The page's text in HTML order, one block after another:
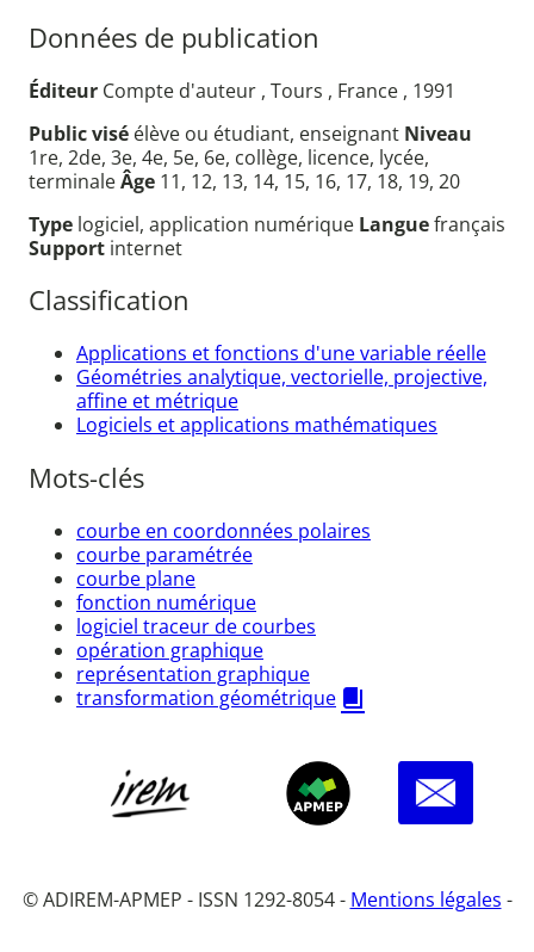
Données de publication
Éditeur Compte d'auteur , Tours , France , 1991
Public visé élève ou étudiant, enseignant Niveau
1re, 2de, 3e, 4e, 5e, 6e, collège, licence, lycée,
terminaleÂge 11, 12, 13, 14, 15, 16, 17, 18, 19, 20
Type logiciel, application numérique Languefrançais
Support internet
Classification
Applications et fonctions d'une variable réelle
Géométries analytique, vectorielle, projective,
affine et métrique
Logiciels et applications mathématiques
Mots-clés
courbe en coordonnées polaires
courbe paramétrée
courbe plane
fonction numérique
logiciel traceur de courbes
opération graphique
représentation graphique
transformation géométrique
© ADIREM-APMEP - ISSN 1292-8054 - Mentions légales -